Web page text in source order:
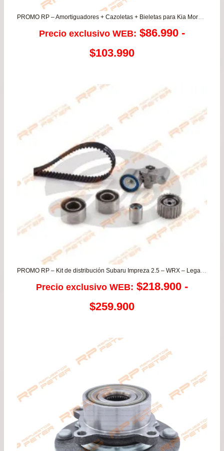
PROMO RP – Amortiguadores + Cazoletas + Bieletas para Kia Morning 1.0/1.2
Precio exclusivo WEB: $86.990 -
$103.990Rango
precios:
desde
$86.990
hasta
$103.990
PROMO RP – Kit de distribución Subaru Impreza 2.5 – WRX – Legacy – Forester
Precio exclusivo WEB: $218.900 -
$259.900Rango
precios:
desde
$218.900
hasta
$259.900